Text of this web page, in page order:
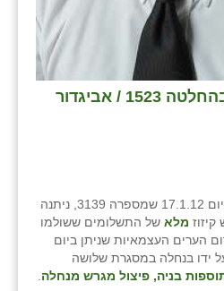
התחשבנות מחדש בהחלטה 1523 / אביגדור
בהתאם להחלטת הנהלה מיום 17.1.12 שמספרה 3139, ניתנה
מלא של התשלומים ששולמו
הערים העצמאיות שניתן ביום
על ידו בנחלה במסגרת שלושה
בניה, פיצול מגרש מנחלה